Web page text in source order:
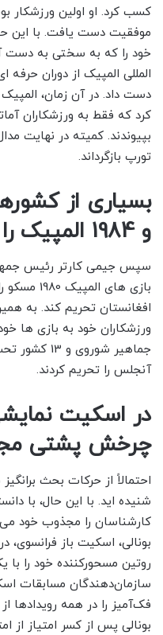
کسب کرد. او اولین ورزشکار
موفقیت دست یافت. با این
خود را که به سختی به دست
المللی المپیک از دوران
دست داد. در آن زمان،
کرد که فقط به ورزشکاران
تورپ بازگرداند.
و 1984 المپیک را تحریم کردند.
سپس جیمی کارتر رئیس
بازی های
ورزشکاران خود به بازی ها
آنجلس را تحریم کردند.
در اسکیت
چرخش پشتی
احتمالاً از حرکات بحث
شنیده اید. با این حال، با
کارشناسان را مجذوب خود
روتین مسحورکننده خود را با
سازمان‌دهندگان مسابقات
فک‌آمیز را در همه رویدادها
بونالی پس از کسر امتیاز از